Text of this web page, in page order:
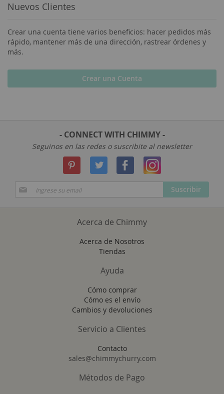
Nuevos Clientes
Crear una cuenta tiene varios beneficios: hacer pedidos más
rápido, mantener más de una dirección, rastrear órdenes y
más.
Crear una Cuenta
- CONNECT WITH CHIMMY -
Seguinos en las redes o suscribite al newsletter
Suscríbase
a
Suscribir
Acerca de Chimmy
Acerca de Nosotros
Tiendas
Ayuda
Cómo comprar
Cómo es el envío
Cambios y devoluciones
Servicio a Clientes
Contacto
sales@chimmychurry.com
Métodos de Pago